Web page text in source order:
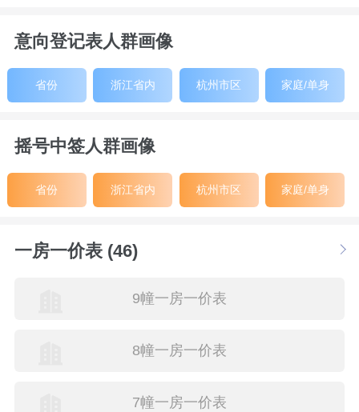
意向登记表人群画像
省份 浙江省内 杭州市区 家庭/单身
摇号中签人群画像
省份 浙江省内 杭州市区 家庭/单身
一房一价表 (46)
9幢一房一价表
8幢一房一价表
7幢一房一价表